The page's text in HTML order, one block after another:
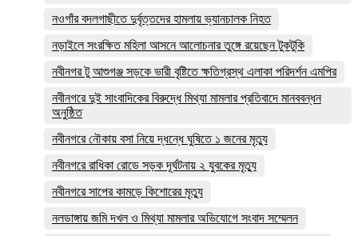
নওগাঁর বদলগাছীতে দুর্বৃত্তদের হামলায় ভ্যানচালক নিহত
নড়াইলে সংরক্ষিত মহিলা আসনে আলোচনার তুঙ্গে রয়েছেন টুকটুকি
নবীনগর টু আশুগঞ্জ সড়কে ভারী বৃষ্টিতে ক্ষতিগ্রস্থ এলাকা পরিদর্শন এমপির
নবীনগরে দুই সাংবাদিকের বিরুদ্ধে মিথ্যা মামলার প্রতিবাদে মানববন্ধন
অনুষ্ঠিত
নবীনগরে নৌকায় বসা নিয়ে দ্ধন্ধে ঘুষিতে ১ জনের মৃত্যু
নবীনগরে রাধিকা রোডে সড়ক দূর্ঘটনায় ২ যুবকের মৃত্যু
নবীনগরে সাপের কামড়ে কিশোরের মৃত্যু
নলডাঙ্গায় জমি দখল ও মিথ্যা মামলার অভিযোগে সংবাদ সম্মেলন